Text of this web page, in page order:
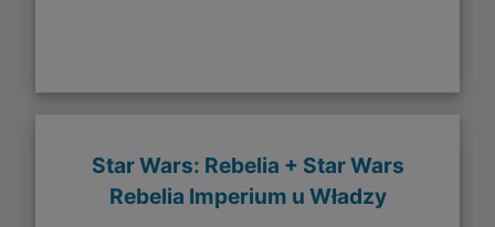
Star Wars: Rebelia + Star Wars
Rebelia Imperium u Władzy